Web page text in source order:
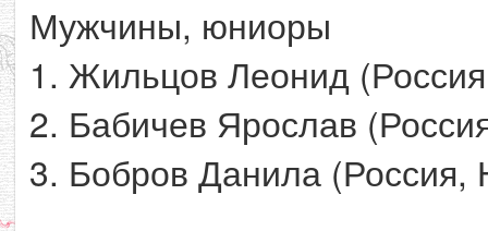
Мужчины, юниоры
1. Жильцов Леонид
2. Бабичев Ярослав
3. Бобров Данила (Россия,